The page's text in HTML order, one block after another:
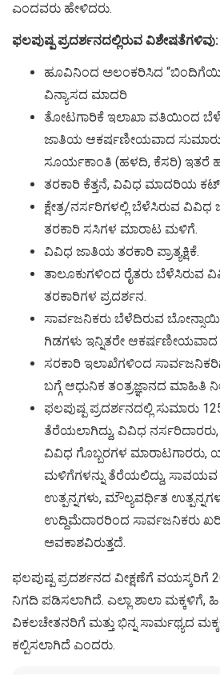
ಎಂದವರು ಹೇಳಿದರು.
ಫಲಪುಷ್ಪ ಪ್ರದರ್ಶನದಲ್ಲಿರುವ ವಿಶೇಷತೆಗಳಿವು:
ಹೂವಿನಿಂದ ಅಲಂಕರಿಸಿದ
ವಿನ್ಯಾಸದ ಮಾದರಿ
ತೋಟಗಾರಿಕೆ ಇಲಾಖಾ ವತಿಯಿಂದ
ಜಾತಿಯ ಆಕರ್ಷಣೀಯವಾದ ಸುಮಾರು
ಸೂರ್ಯಕಾಂತಿ (ಹಳದಿ, ಕೆಸರಿ) ಇತರೆ
ತರಕಾರಿ ಕೆತ್ತನೆ, ವಿವಿಧ ಮಾದರಿಯ
ಕ್ಷೇತ್ರ/ನರ್ಸರಿಗಳಲ್ಲಿ ಬೆಳೆಸಿರುವ ವಿವಿಧ
ತರಕಾರಿ ಸಸಿಗಳ ಮಾರಾಟ ಮಳಿಗೆ.
ವಿವಿಧ ಜಾತಿಯ ತರಕಾರಿ ಪ್ರಾತ್ಯಕ್ಷಿಕೆ.
ತಾಲೂಕುಗಳಿಂದ ರೈತರು ಬೆಳೆಸಿರುವ
ತರಕಾರಿಗಳ ಪ್ರದರ್ಶನ.
ಸಾರ್ವಜನಿಕರು ಬೆಳೆದಿರುವ
ಗಿಡಗಳು ಇನ್ನಿತರೇ ಆಕರ್ಷಣೀಯವಾದ
ಸರಕಾರಿ ಇಲಾಖೆಗಳಿಂದ
ಬಗ್ಗೆ ಆಧುನಿಕ ತಂತ್ರಜ್ಞಾನದ ಮಾಹಿತಿ
ಫಲಪುಷ್ಪ ಪ್ರದರ್ಶನದಲ್ಲಿ ಸುಮಾರು
ತೆರೆಯಲಾಗಿದ್ದು, ವಿವಿಧ
ವಿವಿಧ ಗೊಬ್ಬರಗಳ ಮಾರಾಟಗಾರರು,
ಮಳಿಗೆಗಳನ್ನು ತೆರೆಯಲಿದ್ದು, ಸಾವಯವ
ಉತ್ಪನ್ನಗಳು, ಮೌಲ್ಯವರ್ಧಿತ
ಉದ್ದಿಮೆದಾರರಿಂದ ಸಾರ್ವಜನಿಕರು
ಅವಕಾಶವಿರುತ್ತದೆ.
ಫಲಪುಷ್ಪ ಪ್ರದರ್ಶನದ ವೀಕ್ಷಣೆಗೆ ವಯಸ್ಕರಿಗೆ
ನಿಗದಿ ಪಡಿಸಲಾಗಿದೆ. ಎಲ್ಲಾ ಶಾಲಾ ಮಕ್ಕಳಿಗೆ,
ವಿಕಲಚೇತನರಿಗೆ ಮತ್ತು ಭಿನ್ನ ಸಾರ್ಮಥ್ಯದ
ಕಲ್ಪಿಸಲಾಗಿದೆ ಎಂದರು.